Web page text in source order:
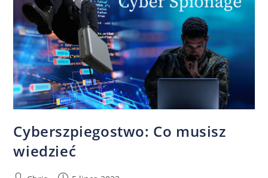
Cyberszpiegostwo: Co musisz
wiedzieć